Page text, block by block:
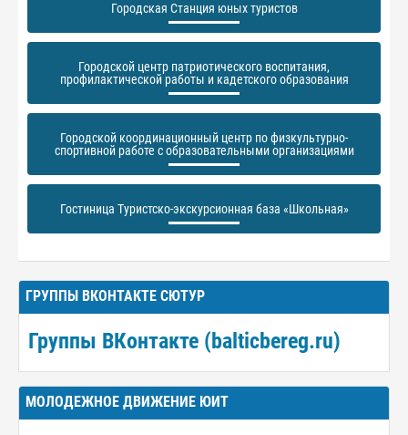
Городская Станция юных туристов
Городской центр патриотического воспитания,
профилактической работы и кадетского образования
Городской координационный центр по физкультурно-
спортивной работе с образовательными организациями
Гостиница Туристско-экскурсионная база «Школьная»
ГРУППЫ ВКОНТАКТЕ СЮТУР
Группы ВКонтакте (balticbereg.ru)
МОЛОДЕЖНОЕ ДВИЖЕНИЕ ЮИТ